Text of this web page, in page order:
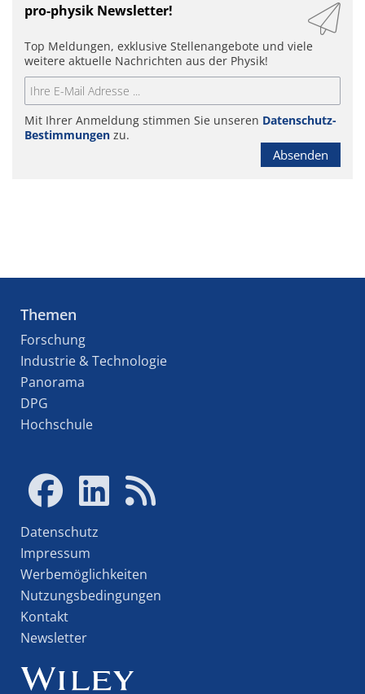
pro-physik Newsletter!
Top Meldungen, exklusive Stellenangebote und viele
weitere aktuelle Nachrichten aus der Physik!
Mit Ihrer Anmeldung stimmen Sie unseren Datenschutz-
Bestimmungen zu.
Absenden
Themen
Forschung
Industrie & Technologie
Panorama
DPG
Hochschule
Datenschutz
Impressum
Werbemöglichkeiten
Nutzungsbedingungen
Kontakt
Newsletter